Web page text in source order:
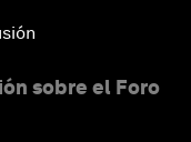
sobre el Foro